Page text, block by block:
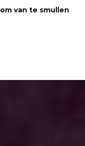
van te smullen